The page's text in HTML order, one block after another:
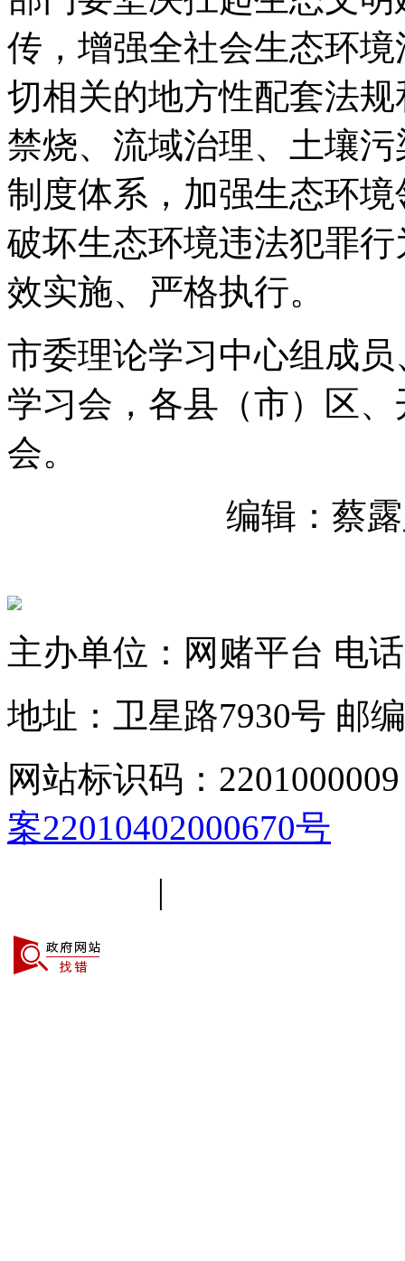
传，增强全社会生态环
切相关的地方性配套法
禁烧、流域治理、土壤
制度体系，加强生态环
破坏生态环境违法犯罪
效实施、严格执行。
市委理论学习中心组成
学习会，各县（市）区
会。
编辑：蔡
主办单位：网赌平台 电
地址：卫星路7930号 邮
网站标识码：2201000009
案22010402000670号
|